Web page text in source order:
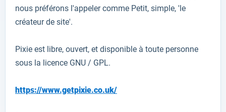
nous préférons l'appeler comme Petit, simple, 'le
créateur de site'.
Pixie est libre, ouvert, et disponible à toute personne
sous la licence GNU / GPL.
https://www.getpixie.co.uk/